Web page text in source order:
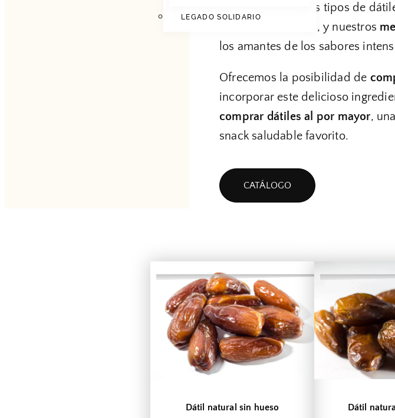
LEGADO SOLIDARIO
Tenemos diferentes tipos de
, y nuestros
los amantes de los sabores
Ofrecemos la posibilidad de
incorporar este delicioso
comprar dátiles al por mayor,
snack saludable favorito.
CATÁLOGO
Dátil natural sin hueso Dátil